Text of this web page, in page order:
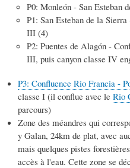
P0: Monleón - San Esteban
P1: San Esteban de la
III (4)
P2: Puentes de Alagón -
III, puis canyon classe IV
P3: Confluence Rio Francia -
classe I (il conflue avec le Rio
parcours)
Zone des méandres qui
y Galan, 24km de plat, avec
mais quelques pistes
accès à l'eau. Cette zone se